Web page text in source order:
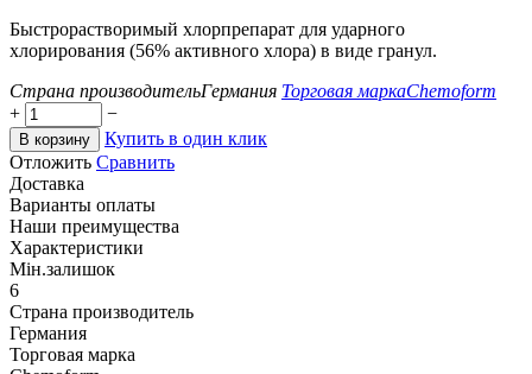
Быстрорастворимый хлорпрепарат для ударного
хлорирования (56% активного хлора) в виде гранул.
Страна производительГермания Торговая маркаChemoform
+
−
В корзину
Купить в один клик
Отложить Сравнить
Доставка
Варианты оплаты
Наши преимущества
Характеристики
Мін.залишок
6
Страна производитель
Германия
Торговая марка